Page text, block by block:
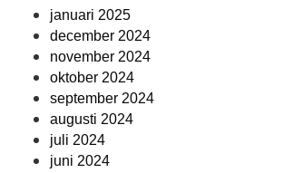
januari 2025
december 2024
november 2024
oktober 2024
september 2024
augusti 2024
juli 2024
juni 2024